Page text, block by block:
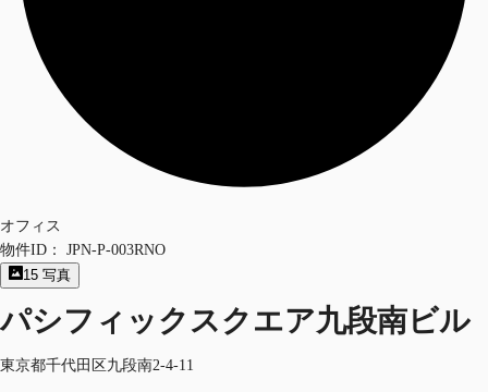
オフィス
物件ID：
JPN-P-003RNO
15 写真
パシフィックスクエア九段南ビル
東京都千代田区九段南2-4-11